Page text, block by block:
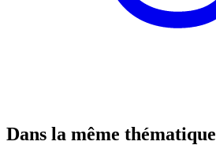
Dans la même thématique